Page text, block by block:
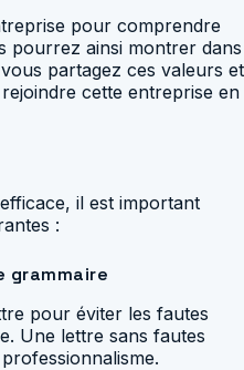
pour comprendre
pourrez ainsi montrer dans
partagez ces valeurs et
cette entreprise en
il est important
:
grammaire
pour éviter les fautes
Une lettre sans fautes